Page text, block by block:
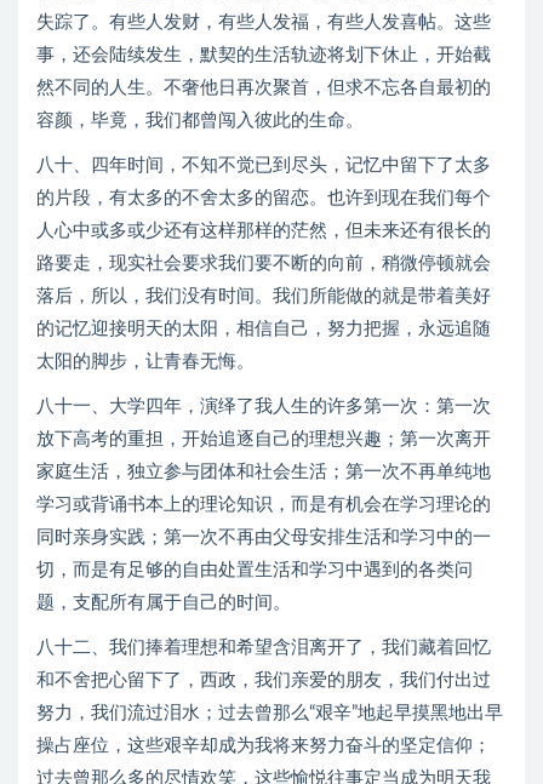
失踪了。有些人发财，有些人发福，有些人发喜帖。这些
事，还会陆续发生，默契的生活轨迹将划下休止，开始截
然不同的人生。不奢他日再次聚首，但求不忘各自最初的
容颜，毕竟，我们都曾闯入彼此的生命。
八十、四年时间，不知不觉已到尽头，记忆中留下了太多
的片段，有太多的不舍太多的留恋。也许到现在我们每个
人心中或多或少还有这样那样的茫然，但未来还有很长的
路要走，现实社会要求我们要不断的向前，稍微停顿就会
落后，所以，我们没有时间。我们所能做的就是带着美好
的记忆迎接明天的太阳，相信自己，努力把握，永远追随
太阳的脚步，让青春无悔。
八十一、大学四年，演绎了我人生的许多第一次：第一次
放下高考的重担，开始追逐自己的理想兴趣；第一次离开
家庭生活，独立参与团体和社会生活；第一次不再单纯地
学习或背诵书本上的理论知识，而是有机会在学习理论的
同时亲身实践；第一次不再由父母安排生活和学习中的一
切，而是有足够的自由处置生活和学习中遇到的各类问
题，支配所有属于自己的时间。
八十二、我们捧着理想和希望含泪离开了，我们藏着回忆
和不舍把心留下了，西政，我们亲爱的朋友，我们付出过
努力，我们流过泪水；过去曾那么“艰辛”地起早摸黑地出早
操占座位，这些艰辛却成为我将来努力奋斗的坚定信仰；
过去曾那么多的尽情欢笑，这些愉悦往事定当成为明天我